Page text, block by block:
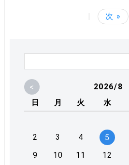
次 »
<
2026/8
日
月 火 水
2
3 4 5
9
10 11 12